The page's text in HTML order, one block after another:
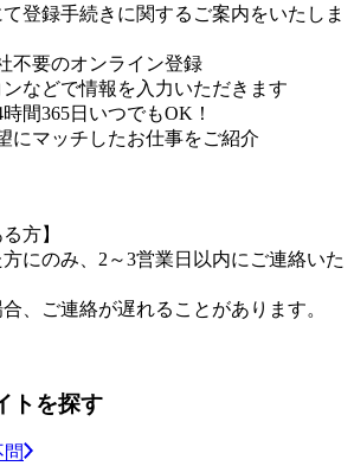
登録手続きに関するご案内をいたしま
不要のオンライン登録
などで情報を入力いただきます
間365日いつでもOK！
にマッチしたお仕事をご紹介
方】
にのみ、2～3営業日以内にご連絡いた
、ご連絡が遅れることがあります。
トを探す